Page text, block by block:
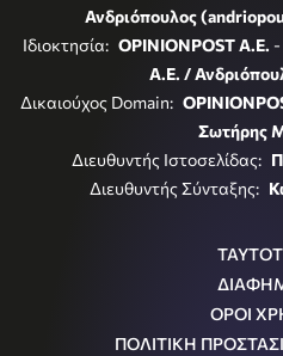
Ανδριόπουλος
Ιδιοκτησία: OPINIONPOST A.E.
Α.Ε. /
Δικαιούχος Domain:
Σωτήρης
Διευθυντής Ιστοσελίδας:
Διευθυντής Σύνταξης:
ΟΡΟΙ
ΠΟΛΙΤΙΚΗ